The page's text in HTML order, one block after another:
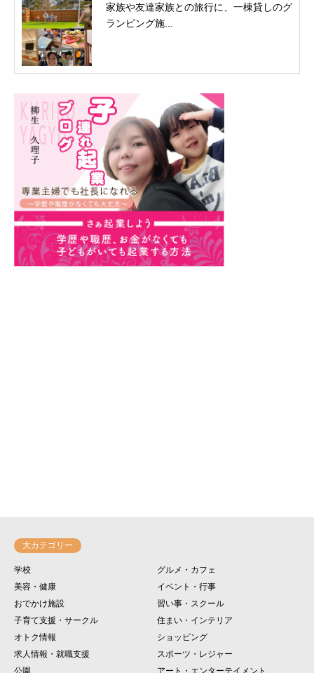
家族や友達家族との旅行に、一棟貸しのグ
ランピング施...
大カテゴリー
学校
グルメ・カフェ
美容・健康
イベント・行事
おでかけ施設
習い事・スクール
子育て支援・サークル
住まい・インテリア
オトク情報
ショッピング
求人情報・就職支援
スポーツ・レジャー
公園
アート・エンターテイメント